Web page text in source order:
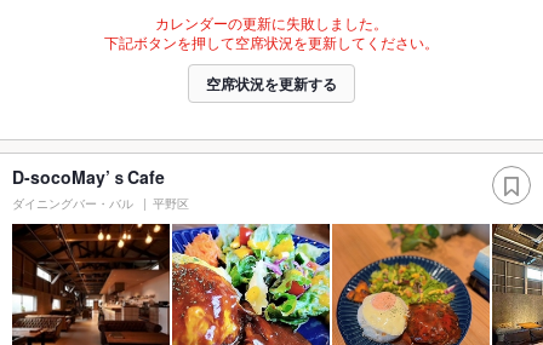
カレンダーの更新に失敗しました。
下記ボタンを押して空席状況を更新してください。
空席状況を更新する
D-socoMay’ｓCafe
ダイニングバー・バル 平野区